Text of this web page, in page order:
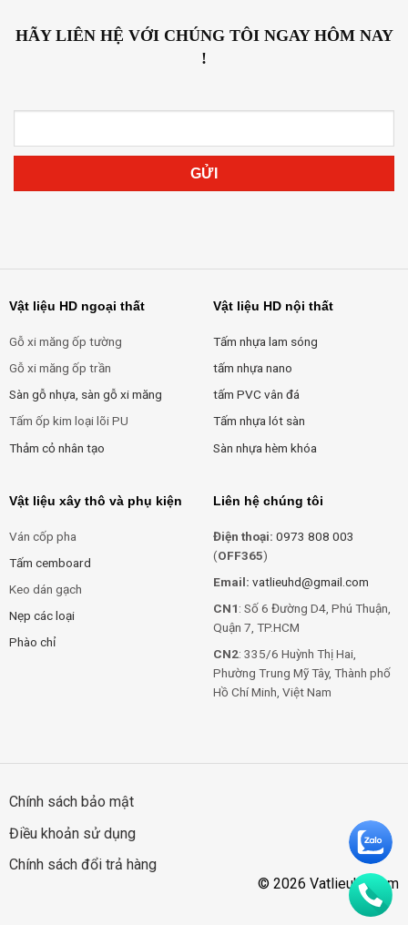
HÃY LIÊN HỆ VỚI CHÚNG TÔI NGAY HÔM NAY
!
Vật liệu HD ngoại thất
Gỗ xi măng ốp tường
Gỗ xi măng ốp trần
Sàn gỗ nhựa, sàn gỗ xi măng
Tấm ốp kim loại lõi PU
Thảm cỏ nhân tạo
Vật liệu HD nội thất
Tấm nhựa lam sóng
tấm nhựa nano
tấm PVC vân đá
Tấm nhựa lót sàn
Sàn nhựa hèm khóa
Vật liệu xây thô và phụ kiện
Ván cốp pha
Tấm cemboard
Keo dán gạch
Nẹp các loại
Phào chỉ
Liên hệ chúng tôi
Điện thoại: 0973 808 003
(OFF365)
Email: vatlieuhd@gmail.com
CN1: Số 6 Đường D4, Phú Thuận,
Quận 7, TP.HCM
CN2: 335/6 Huỳnh Thị Hai,
Phường Trung Mỹ Tây, Thành phố
Hồ Chí Minh, Việt Nam
Chính sách bảo mật
Điều khoản sử dụng
Chính sách đổi trả hàng
© 2026 Vatlieuhd.com